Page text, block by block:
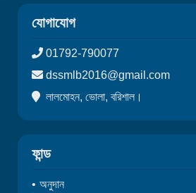
যোগাযোগ
01792-790077
dssmlb2016@gmail.com
লালমোহন, ভোলা, বরিশাল।
ফান্ড
অনুদান